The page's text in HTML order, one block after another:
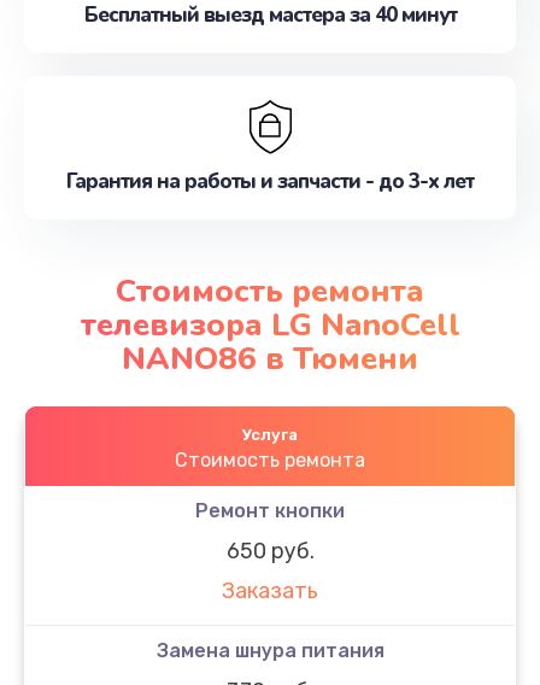
Бесплатный выезд мастера за 40 минут
Гарантия на работы и запчасти - до 3-х лет
Стоимость ремонта
телевизора LG NanoCell
NANO86 в Тюмени
Услуга
Стоимость ремонта
Ремонт кнопки
650 руб.
Заказать
Замена шнура питания